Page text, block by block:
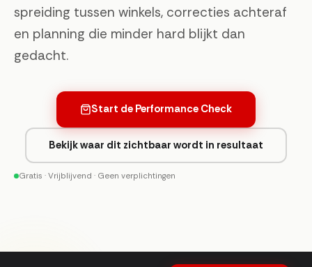
spreiding tussen winkels, correcties achteraf
en planning die minder hard blijkt dan
gedacht.
Start de Performance Check
Bekijk waar dit zichtbaar wordt in resultaat
Gratis · Vrijblijvend · Geen verplichtingen